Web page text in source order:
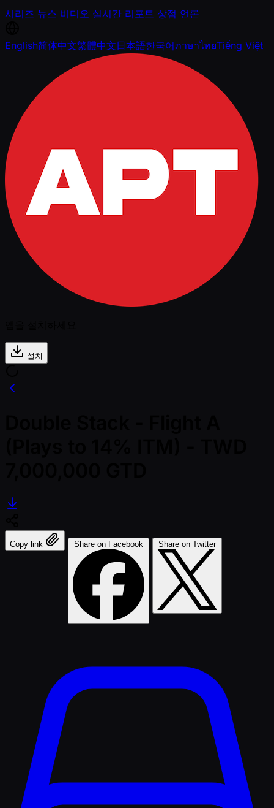
시리즈 뉴스 비디오 실시간 리포트 상점 언론
English简体中文繁體中文日本語한국어ภาษาไทยTiếng Việt
설치
Copy link Share on Facebook Share on Twitter